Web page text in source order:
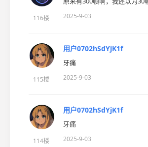
116楼 2025-9-03
115楼
用户0702hSdYjK1f
牙痛
2025-9-03
114楼
用户0702hSdYjK1f
牙痛
2025-9-03